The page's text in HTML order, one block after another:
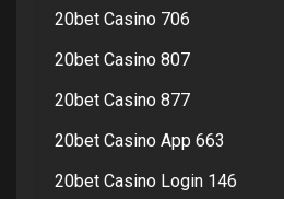
20bet Casino 706
20bet Casino 807
20bet Casino 877
20bet Casino App 663
20bet Casino Login 146